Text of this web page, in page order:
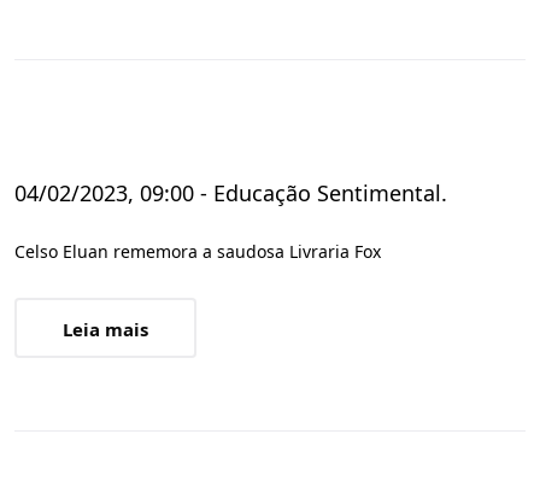
04/02/2023, 09:00 - Educação Sentimental.
Celso Eluan rememora a saudosa Livraria Fox
Leia mais